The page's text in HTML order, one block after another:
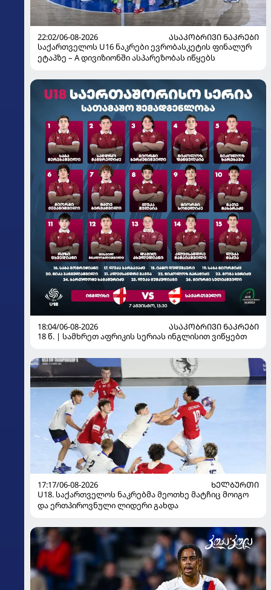
22:02/06-08-2026
ᲐᲡᲐᲙᲝᲑᲠᲘᲕᲘ ᲜᲐᲙᲠᲔᲑᲘ
საქართველოს U16 ნაკრები ევრობასკეტის ფინალურ
ეტაპზე – A დივიზიონში ასპარეზობას იწყებს
18:04/06-08-2026
ᲐᲡᲐᲙᲝᲑᲠᲘᲕᲘ ᲜᲐᲙᲠᲔᲑᲘ
18 წ. | სამხრეთ აფრიკის სერიას ინგლისით ვიწყებთ
17:17/06-08-2026
ᲮᲔᲚᲑᲣᲠᲗᲘ
U18. საქართველოს ნაკრებმა მეოთხე მატჩიც მოიგო
და ერთპიროვნული ლიდერი გახდა